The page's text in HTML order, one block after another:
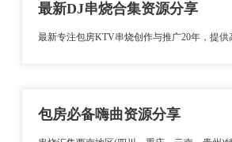
最新DJ串烧合集资源分享
最新专注包房KTV串烧创作与推广20年，提供
包房必备嗨曲资源分享